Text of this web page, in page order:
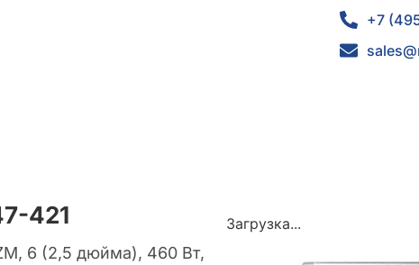
+7
421
6 (2,5 дюйма), 460 Вт,
Загрузка...